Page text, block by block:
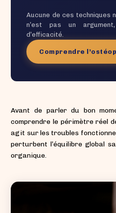
Aucune de ces techniques
n’est pas un
d’efficacité.
Comprendre
Avant de parler du bon
comprendre le périmètre réel
agit sur les troubles
perturbent l’équilibre global
organique.